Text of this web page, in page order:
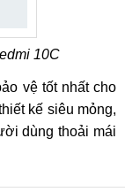
10C
vệ tốt nhất cho
kế siêu mỏng,
dùng thoải mái